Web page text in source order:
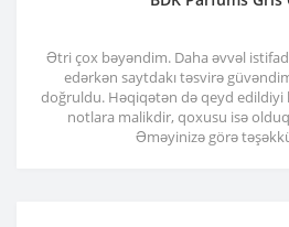
Ətri çox bəyəndim. Daha əvvəl
edərkən saytdakı təsvirə
doğruldu. Həqiqətən də qeyd edildiyi
notlara malikdir, qoxusu isə
Əməyinizə görə